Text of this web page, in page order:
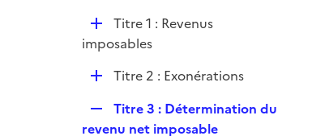
e
r
p
l
i
e
r
D
é
Titre 1 : Revenus
imposables
DTitre 2 : Exonérations
e
Titre 3 : Détermination du
revenu net imposable